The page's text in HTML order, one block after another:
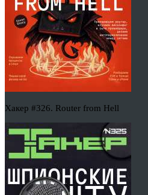
Хакер #326. Router from Hell